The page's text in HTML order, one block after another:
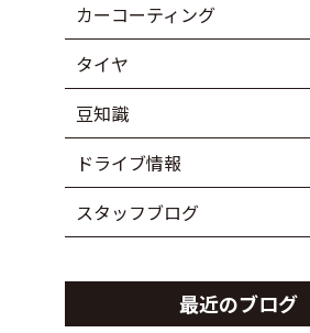
カーコーティング
タイヤ
豆知識
ドライブ情報
スタッフブログ
最近のブログ